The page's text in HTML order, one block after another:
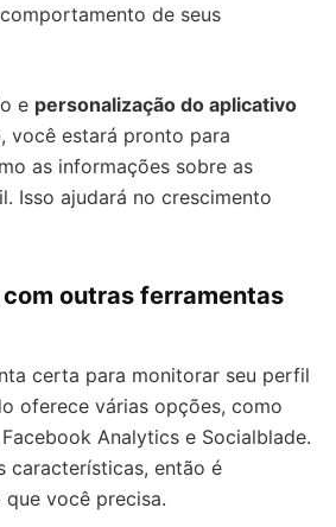
de seus
e personalização do aplicativo
, você estará pronto para
as informações sobre as
Isso ajudará no crescimento
outras ferramentas
certa para monitorar seu perfil
oferece várias opções, como
Analytics e Socialblade.
características, então é
você precisa.